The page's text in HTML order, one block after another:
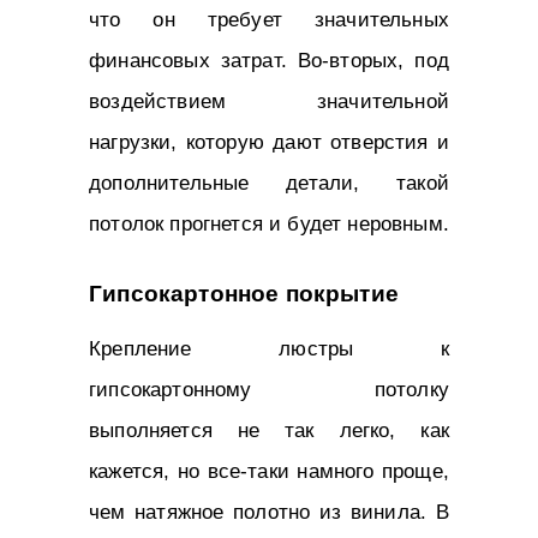
что он требует значительных
финансовых затрат. Во-вторых, под
воздействием значительной
нагрузки, которую дают отверстия и
дополнительные детали, такой
потолок прогнется и будет неровным.
Гипсокартонное покрытие
Крепление люстры к
гипсокартонному потолку
выполняется не так легко, как
кажется, но все-таки намного проще,
чем натяжное полотно из винила. В